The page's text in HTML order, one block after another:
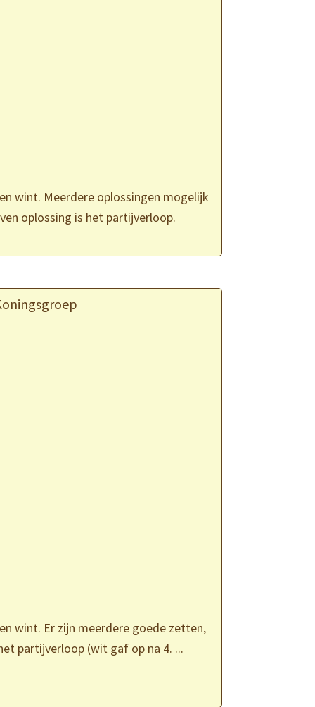
wint. Meerdere oplossingen mogelijk
oplossing is het partijverloop.
wint. Er zijn meerdere goede zetten,
partijverloop (wit gaf op na 4. ...